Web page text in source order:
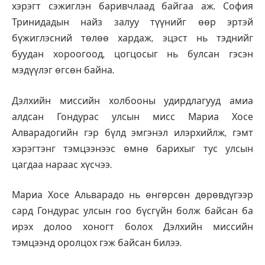
хэрэгт сэжиглэн баривчлаад байгаа аж. София
Тринидадын найз залуу түүнийг өөр эртэй
бүжиглэсний төлөө хардаж, эцэст нь тэднийг
буудан хороогоод, цогцосыг нь булсан гэсэн
мэдүүлэг өгсөн байна.
Дэлхийн миссийн холбооны удирдлагууд амиа
алдсан Гондурас улсын мисс Мариа Хосе
Алварадогийн гэр бүлд эмгэнэл илэрхийлж, гэмт
хэрэгтэнг тэмцээнээс өмнө барихыг тус улсын
цагдаа нараас хүсчээ.
Мариа Хосе Альварадо нь өнгөрсөн дөрөвдүгээр
сард Гондурас улсын гоо бүсгүйн болж байсан ба
ирэх долоо хоногт болох Дэлхийн миссийн
тэмцээнд оролцох гэж байсан билээ.